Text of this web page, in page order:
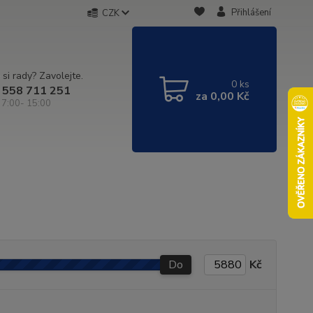
CZK Přihlášení
rady? Zavolejte.
711 251
7:00- 15:00
0 ks
za 0,00 Kč
Do Kč